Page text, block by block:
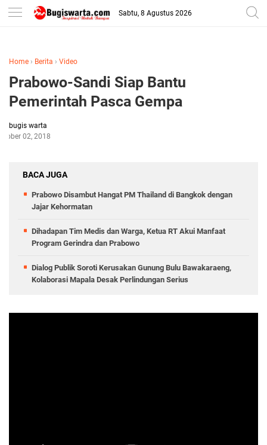
-->
Sabtu, 8 Agustus 2026
Home › Berita › Video
Prabowo-Sandi Siap Bantu
Pemerintah Pasca Gempa
bugis warta
02, 2018
BACA JUGA
Prabowo Disambut Hangat PM Thailand di Bangkok dengan
Jajar Kehormatan
Dihadapan Tim Medis dan Warga, Ketua RT Akui Manfaat
Program Gerindra dan Prabowo
Dialog Publik Soroti Kerusakan Gunung Bulu Bawakaraeng,
Kolaborasi Mapala Desak Perlindungan Serius